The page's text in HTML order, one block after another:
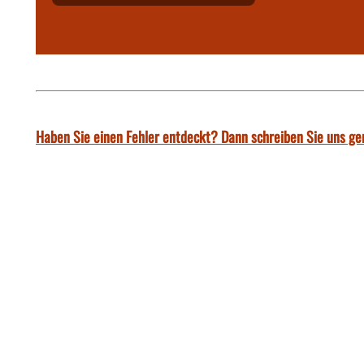
Haben Sie einen Fehler entdeckt? Dann schreiben Sie uns